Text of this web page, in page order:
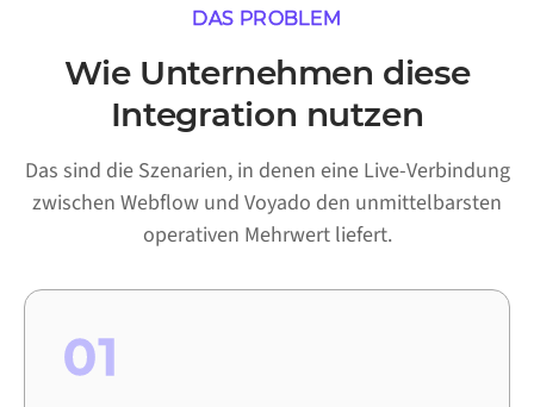
DAS PROBLEM
Wie Unternehmen diese
Integration nutzen
Das sind die Szenarien, in denen eine Live-Verbindung
zwischen Webflow und Voyado den unmittelbarsten
operativen Mehrwert liefert.
01